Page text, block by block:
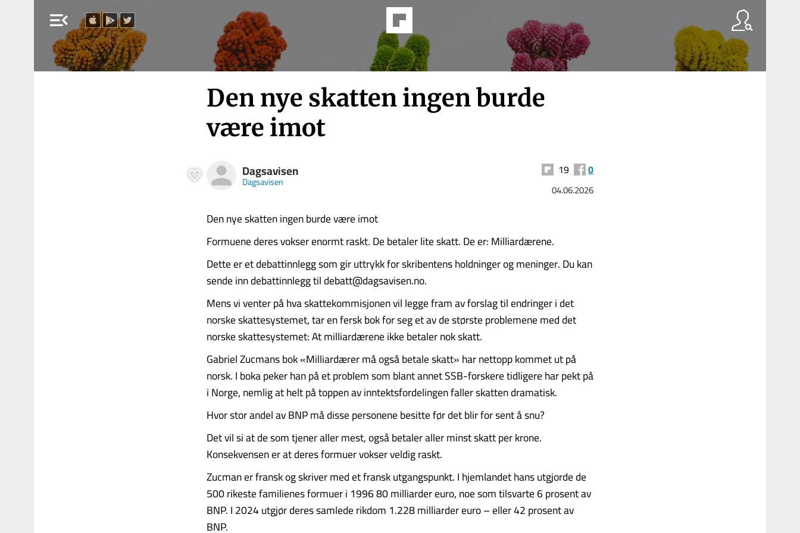
menu_open
Den nye skatten ingen burde
være imot
Dagsavisen
Dagsavisen
19 0
04.06.2026
Den nye skatten ingen burde være imot
Formuene deres vokser enormt raskt. De betaler lite skatt. De er: Milliardærene.
Dette er et debattinnlegg som gir uttrykk for skribentens holdninger og meninger. Du kan
sende inn debattinnlegg til debatt@dagsavisen.no.
Mens vi venter på hva skattekommisjonen vil legge fram av forslag til endringer i det
norske skattesystemet, tar en fersk bok for seg et av de største problemene med det
norske skattesystemet: At milliardærene ikke betaler nok skatt.
Gabriel Zucmans bok «Milliardærer må også betale skatt» har nettopp kommet ut på
norsk. I boka peker han på et problem som blant annet SSB-forskere tidligere har pekt på
i Norge, nemlig at helt på toppen av inntektsfordelingen faller skatten dramatisk.
Hvor stor andel av BNP må disse personene besitte før det blir for sent å snu?
Det vil si at de som tjener aller mest, også betaler aller minst skatt per krone.
Konsekvensen er at deres formuer vokser veldig raskt.
Zucman er fransk og skriver med et fransk utgangspunkt. I hjemlandet hans utgjorde de
500 rikeste familienes formuer i 1996 80 milliarder euro, noe som tilsvarte 6 prosent av
BNP. I 2024 utgjør deres samlede rikdom 1.228 milliarder euro – eller 42 prosent av
BNP.